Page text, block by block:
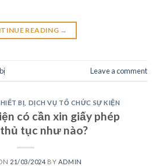
READING →
Leave a comment
BỊ DỊCH VỤ TỔ CHỨC SỰ KIỆN
có cần xin giấy phép
tục như nào?
21/03/2024 BY ADMIN